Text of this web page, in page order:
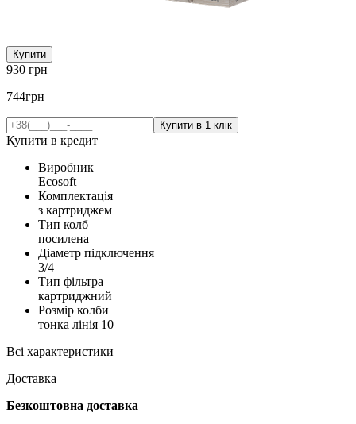
Купити
930 грн
744грн
Купити в кредит
Виробник
Ecosoft
Комплектація
з картриджем
Тип колб
посилена
Діаметр підключення
3/4
Тип фільтра
картриджний
Розмір колби
тонка лінія 10
Всі характеристики
Доставка
Безкоштовна доставка